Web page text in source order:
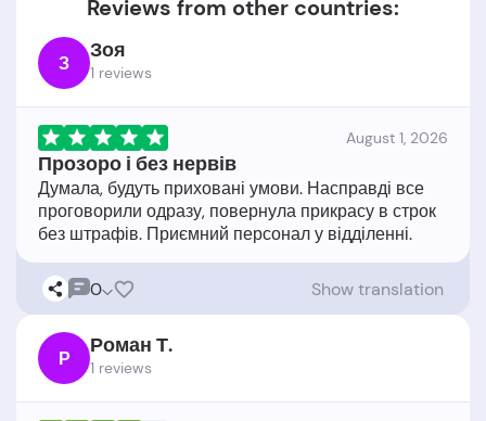
Reviews from other countries:
З Зоя
1 reviews
August 1, 2026
Прозоро і без нервів
Думала, будуть приховані умови. Насправді все
проговорили одразу, повернула прикрасу в строк
0 Show translation
Р Роман Т.
1 reviews